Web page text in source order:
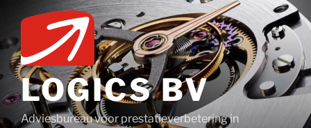
de
inhoud
LOGICS BV
Adviesbureau voor prestatieverbetering in